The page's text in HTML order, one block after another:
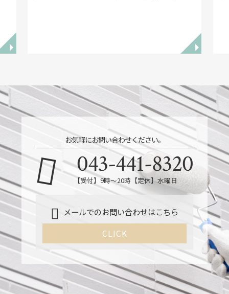
◥ ◥
お気軽にお問い合わせください。
043-441-8320
【受付】9時～20時【定休】水曜日
メールでのお問い合わせはこちら
CLICK